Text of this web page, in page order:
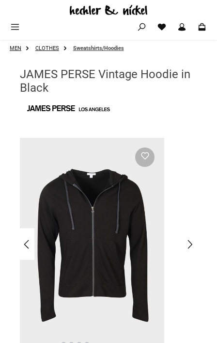
Zum Hauptinhalt springen
MEN CLOTHES Sweatshirts/Hoodies
JAMES PERSE Vintage Hoodie in
Black